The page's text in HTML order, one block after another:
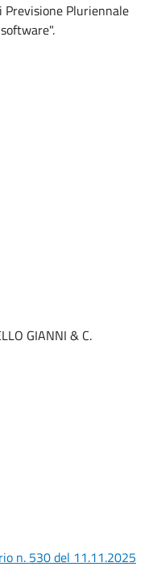
Previsione Pluriennale
GIANNI & C.
n. 530 del 11.11.2025